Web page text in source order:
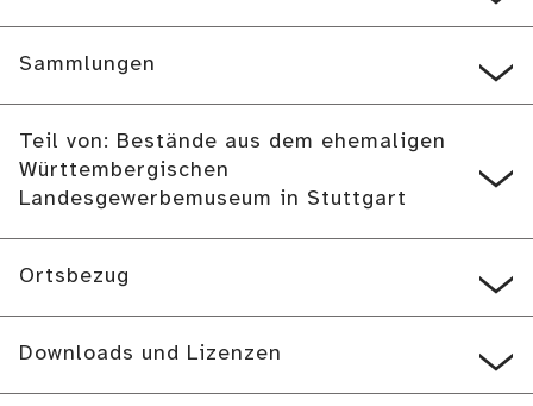
Sammlungen
Teil von: Bestände aus dem ehemaligen
Württembergischen
Landesgewerbemuseum in Stuttgart
Ortsbezug
Downloads und Lizenzen